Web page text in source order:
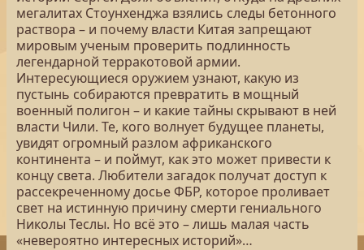
мегалитах Стоунхенджа взялись следы бетонного
раствора – и почему власти Китая запрещают
мировым ученым проверить подлинность
легендарной терракотовой армии.
Интересующиеся оружием узнают, какую из
пустынь собираются превратить в мощный
военный полигон – и какие тайны скрывают в ней
власти Чили. Те, кого волнует будущее планеты,
увидят огромный разлом африканского
континента – и поймут, как это может привести к
концу света. Любители загадок получат доступ к
рассекреченному досье ФБР, которое проливает
свет на истинную причину смерти гениального
Николы Теслы. Но всё это – лишь малая часть
«невероятно интересных историй»…